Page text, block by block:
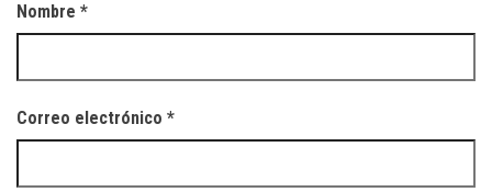
Nombre *
Correo electrónico *